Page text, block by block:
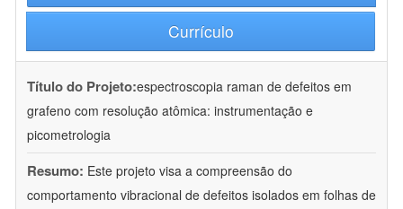
Currículo
Título do Projeto:espectroscopia raman de defeitos em
grafeno com resolução atômica: instrumentação e
picometrologia
Resumo: Este projeto visa a compreensão do
comportamento vibracional de defeitos isolados em folhas de